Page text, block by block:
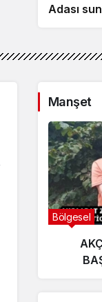
Adası
Manşet
Bölgesel